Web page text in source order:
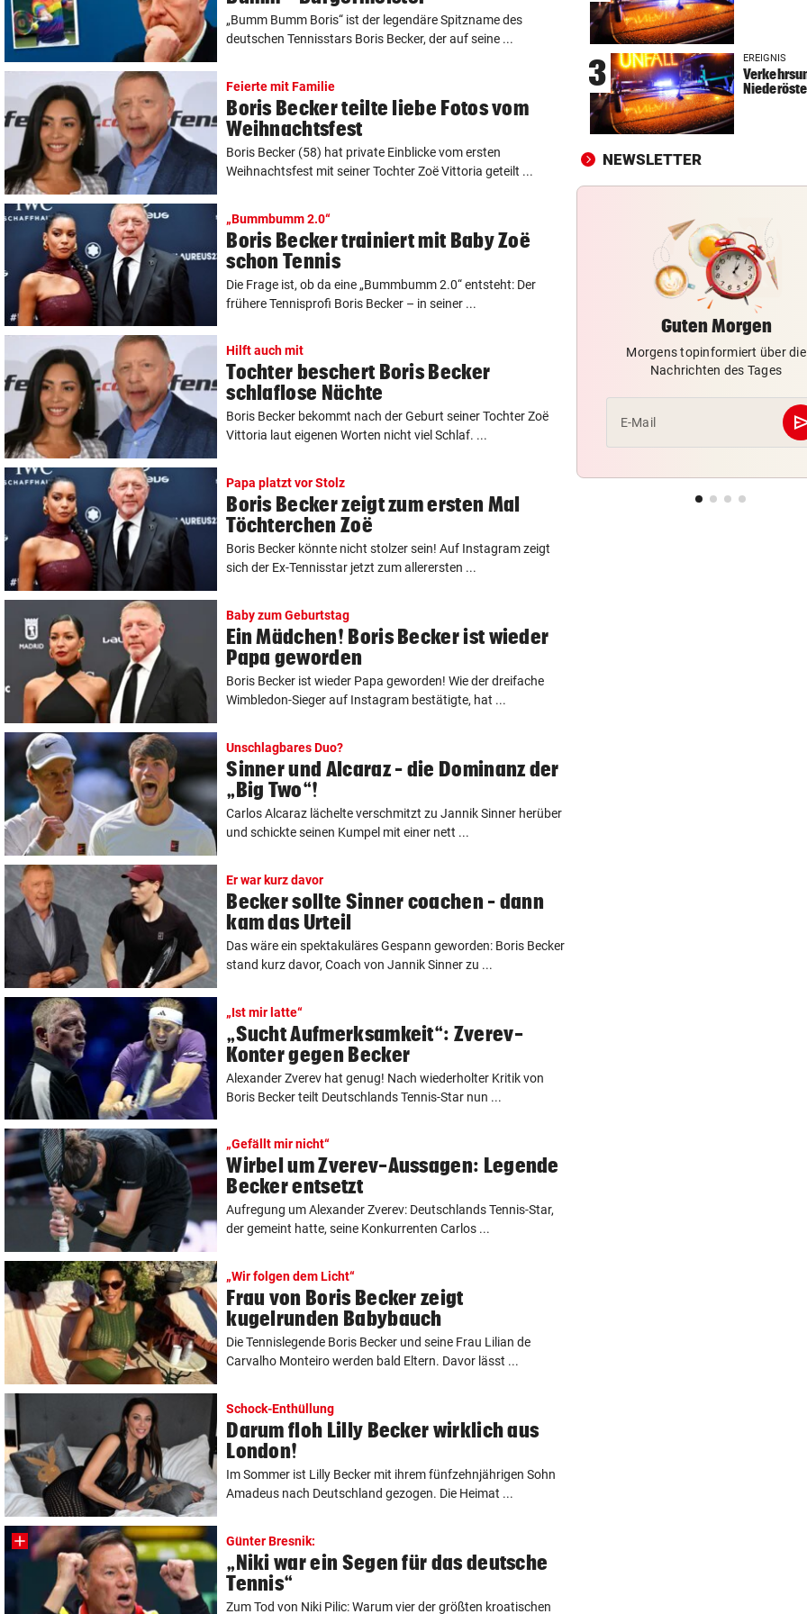
„Bumm Bumm Boris“ ist der legendäre Spitzname des
deutschen Tennisstars Boris Becker, der auf seine ...
Feierte mit Familie
Boris Becker teilte liebe Fotos vom
Weihnachtsfest
Boris Becker (58) hat private Einblicke vom ersten
Weihnachtsfest mit seiner Tochter Zoë Vittoria geteilt ...
„Bummbumm 2.0“
Boris Becker trainiert mit Baby Zoë
schon Tennis
Die Frage ist, ob da eine „Bummbumm 2.0“ entsteht: Der
frühere Tennisprofi Boris Becker – in seiner ...
Hilft auch mit
Tochter beschert Boris Becker
schlaflose Nächte
Boris Becker bekommt nach der Geburt seiner Tochter Zoë
Vittoria laut eigenen Worten nicht viel Schlaf. ...
Papa platzt vor Stolz
Boris Becker zeigt zum ersten Mal
Töchterchen Zoë
Boris Becker könnte nicht stolzer sein! Auf Instagram zeigt
sich der Ex-Tennisstar jetzt zum allerersten ...
Baby zum Geburtstag
Ein Mädchen! Boris Becker ist wieder
Papa geworden
Boris Becker ist wieder Papa geworden! Wie der dreifache
Wimbledon-Sieger auf Instagram bestätigte, hat ...
Unschlagbares Duo?
Sinner und Alcaraz – die Dominanz der
„Big Two“!
Carlos Alcaraz lächelte verschmitzt zu Jannik Sinner herüber
und schickte seinen Kumpel mit einer nett ...
Er war kurz davor
Becker sollte Sinner coachen – dann
kam das Urteil
Das wäre ein spektakuläres Gespann geworden: Boris Becker
stand kurz davor, Coach von Jannik Sinner zu ...
„Ist mir latte“
„Sucht Aufmerksamkeit“: Zverev-
Konter gegen Becker
Alexander Zverev hat genug! Nach wiederholter Kritik von
Boris Becker teilt Deutschlands Tennis-Star nun ...
„Gefällt mir nicht“
Wirbel um Zverev-Aussagen: Legende
Becker entsetzt
Aufregung um Alexander Zverev: Deutschlands Tennis-Star,
der gemeint hatte, seine Konkurrenten Carlos ...
„Wir folgen dem Licht“
Frau von Boris Becker zeigt
kugelrunden Babybauch
Die Tennislegende Boris Becker und seine Frau Lilian de
Carvalho Monteiro werden bald Eltern. Davor lässt ...
Schock-Enthüllung
Darum floh Lilly Becker wirklich aus
London!
Im Sommer ist Lilly Becker mit ihrem fünfzehnjährigen Sohn
Amadeus nach Deutschland gezogen. Die Heimat ...
Günter Bresnik:
„Niki war ein Segen für das deutsche
Tennis“
Zum Tod von Niki Pilic: Warum vier der größten kroatischen
FLUGHAFEN LEIPZIG
Das ist bisher über die
Sprengstoff-Drohne bekannt
JAHRELANG GEJAGT
Neuseelands tödlichste Katze
EU IST ALARMIERT vor
Krise verstärkt
3 EREIGNIS
NEWSLETTER
Guten Morgen
Morgens topinformiert über die
Nachrichten des Tages
E-Mail